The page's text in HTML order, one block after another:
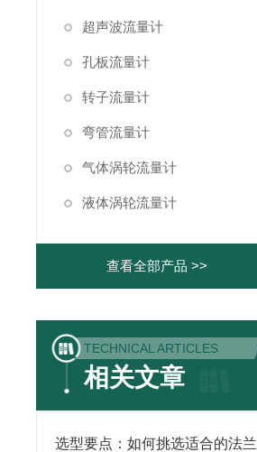
超声波流量计
孔板流量计
转子流量计
弯管流量计
气体涡轮流量计
液体涡轮流量计
查看全部产品 >>
TECHNICAL ARTICLES
相关文章
选型要点：如何挑选适合的法兰